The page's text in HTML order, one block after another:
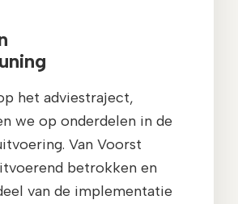
het adviestraject,
we op onderdelen in de
Van Voorst
betrokken en
van de implementatie